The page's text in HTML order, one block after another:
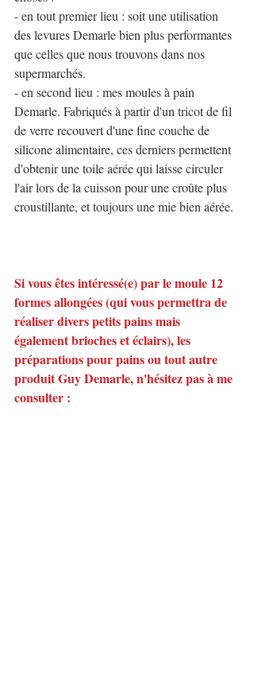
- en tout premier lieu : soit une utilisation
des levures Demarle bien plus performantes
que celles que nous trouvons dans nos
supermarchés.
- en second lieu : mes moules à pain
Demarle. Fabriqués à partir d'un tricot de fil
de verre recouvert d'une fine couche de
silicone alimentaire, ces derniers permettent
d'obtenir une toile aérée qui laisse circuler
l'air lors de la cuisson pour une croûte plus
croustillante, et toujours une mie bien aérée.
Si vous êtes intéressé(e) par le moule 12
formes allongées (qui vous permettra de
réaliser divers petits pains mais
également brioches et éclairs), les
préparations pour pains ou tout autre
produit Guy Demarle, n'hésitez pas à me
consulter :